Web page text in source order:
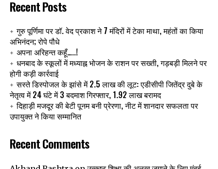
Recent Posts
गुरु पूर्णिमा पर डॉ. वेद प्रकाश ने 7 मंदिरों में टेका माथा, महंतों का किया
अभिनंदन; रोपे पौधे
अपना अरिहन्त कहूँ…..!
धनबाद के स्कूलों में मध्याह्न भोजन के राशन पर सख्ती, गड़बड़ी मिलने पर
होगी कड़ी कार्रवाई
सस्ते डिस्पोजल के झांसे में 2.5 लाख की लूट: एडीसीपी जितेंद्र दुबे के
नेतृत्व में 24 घंटे में 3 बदमाश गिरफ्तार, 1.92 लाख बरामद
दिहाड़ी मजदूर की बेटी पूनम बनी प्रेरणा, नीट में शानदार सफलता पर
उपायुक्त ने किया सम्मानित
Recent Comments